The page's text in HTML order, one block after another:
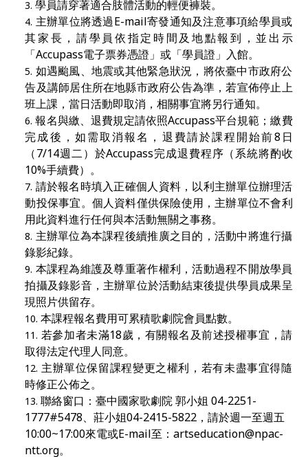
學員請穿著適合肢體活動的輕便褲裝。
主辦單位將透過E-mail寄發通知及注意事項給學員或
其家長，請學員依指定時間及地點報到，並出示
「Accupass電子票券憑證」或「學員證」入館。
如遇颱風、地震或其他緊急狀況，將依臺中市政府公
告及講師居住所在地縣市政府公告為準，若宣佈停止上
班上課，當日活動即取消，相關事宜將另行通知。
報名與繳、退費規定請依照Accupass平台規範；繳費
完成後，如需取消報名，退費請於課程開始前8日
（7/14週二）於Accupass完成退費程序（系統將酌收
10%手續費）。
請於報名時填入正確個人資料，以利主辦單位辦理活
動投保事宜。個人資料僅供保險使用，主辦單位不會利
用此資料進行任何與本活動無關之事務。
主辦單位為本課程後續推廣之目的，活動中將進行攝
錄影紀錄。
本課程為維護及尊重著作權利，活動過程不開放學員
拍攝及錄影音，主辦單位於活動結束後提供學員成果呈
現照片供留存。
本課程報名費用可累積歌劇院會員點數。
若參加者未滿18歲，有關報名及前述授權事宜，請
取得法定代理人同意。
主辦單位保留課程變更之權利，若有未盡事宜得隨
時修正公佈之。
聯絡窗口：臺中國家歌劇院 郭小姐 04-2251-
1777#5478、莊小姐04-2415-5822，請於週一至週五
10:00~17:00來電或E-mail至：artseducation@npac-
ntt.org。